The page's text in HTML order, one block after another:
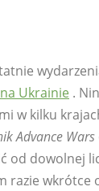
Ukrainie .
w kilku
Advance Wars
od dowolnej
razie